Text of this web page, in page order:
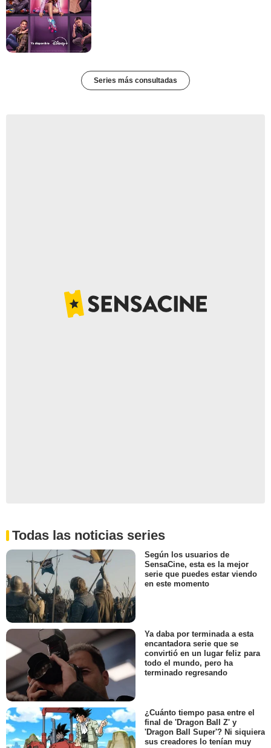
Series más consultadas
Todas las noticias series
Según los usuarios de
SensaCine, esta es la mejor
serie que puedes estar viendo
en este momento
Ya daba por terminada a esta
encantadora serie que se
convirtió en un lugar feliz para
todo el mundo, pero ha
terminado regresando
¿Cuánto tiempo pasa entre el
final de 'Dragon Ball Z' y
'Dragon Ball Super'? Ni siquiera
sus creadores lo tenían muy